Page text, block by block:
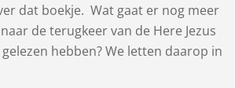
dat boekje. Wat gaat er nog meer
de terugkeer van de Here Jezus
hebben? We letten daarop in